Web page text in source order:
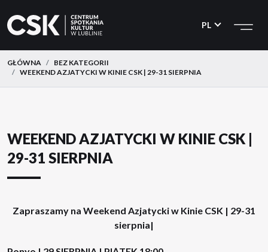
CSK
do
menu
do
treści
PL
GŁÓWNA
BEZ KATEGORII
WEEKEND AZJATYCKI W KINIE CSK | 29-31 SIERPNIA
WEEKEND AZJATYCKI W KINIE CSK |
29-31 SIERPNIA
Zapraszamy na Weekend Azjatycki w Kinie CSK | 29-31
sierpnia|